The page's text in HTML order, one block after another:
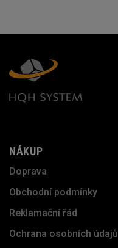
NÁKUP
Doprava
Obchodní podmínky
Reklamační řád
Ochrana osobních údajů